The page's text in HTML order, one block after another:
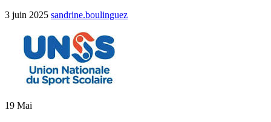
3 juin 2025 sandrine.boulinguez
19 Mai